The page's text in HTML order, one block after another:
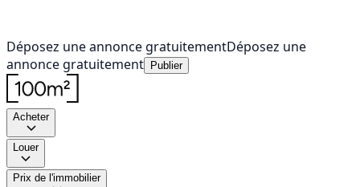
Déposez une annonce gratuitementDéposez une
annonce gratuitement
Publier
Acheter
Louer
Prix de l'immobilier